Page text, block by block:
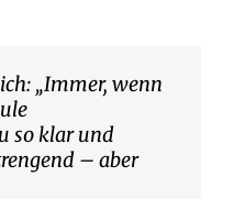
„Immer, wenn
so klar und
– aber